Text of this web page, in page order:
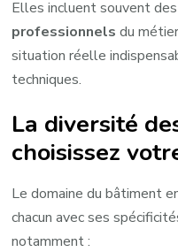
Elles incluent souvent des
professionnels du
situation réelle
techniques.
La diversité
choisissez
Le domaine du bâtiment
chacun avec ses
notamment :